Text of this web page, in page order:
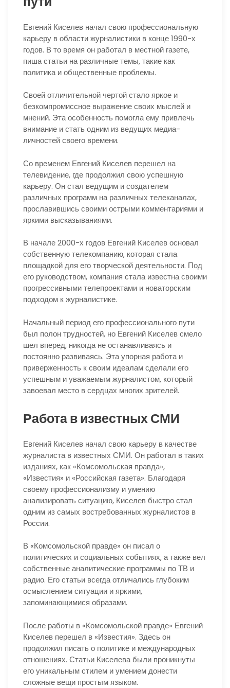
Евгений Киселев начал свою профессиональную
карьеру в области журналистики в конце 1990-х
годов. В то время он работал в местной газете,
пиша статьи на различные темы, такие как
политика и общественные проблемы.
Своей отличительной чертой стало яркое и
безкомпромиссное выражение своих мыслей и
мнений. Эта особенность помогла ему привлечь
внимание и стать одним из ведущих медиа-
личностей своего времени.
Со временем Евгений Киселев перешел на
телевидение, где продолжил свою успешную
карьеру. Он стал ведущим и создателем
различных программ на различных телеканалах,
прославившись своими острыми комментариями и
яркими высказываниями.
В начале 2000-х годов Евгений Киселев основал
собственную телекомпанию, которая стала
площадкой для его творческой деятельности. Под
его руководством, компания стала известна своими
прогрессивными телепроектами и новаторским
подходом к журналистике.
Начальный период его профессионального пути
был полон трудностей, но Евгений Киселев смело
шел вперед, никогда не останавливаясь и
постоянно развиваясь. Эта упорная работа и
приверженность к своим идеалам сделали его
успешным и уважаемым журналистом, который
завоевал место в сердцах многих зрителей.
Работа в известных СМИ
Евгений Киселев начал свою карьеру в качестве
журналиста в известных СМИ. Он работал в таких
изданиях, как «Комсомольская правда»,
«Известия» и «Российская газета». Благодаря
своему профессионализму и умению
анализировать ситуацию, Киселев быстро стал
одним из самых востребованных журналистов в
России.
В «Комсомольской правде» он писал о
политических и социальных событиях, а также вел
собственные аналитические программы по ТВ и
радио. Его статьи всегда отличались глубоким
осмыслением ситуации и яркими,
запоминающимися образами.
После работы в «Комсомольской правде» Евгений
Киселев перешел в «Известия». Здесь он
продолжил писать о политике и международных
отношениях. Статьи Киселева были проникнуты
его уникальным стилем и умением донести
сложные вещи простым языком.